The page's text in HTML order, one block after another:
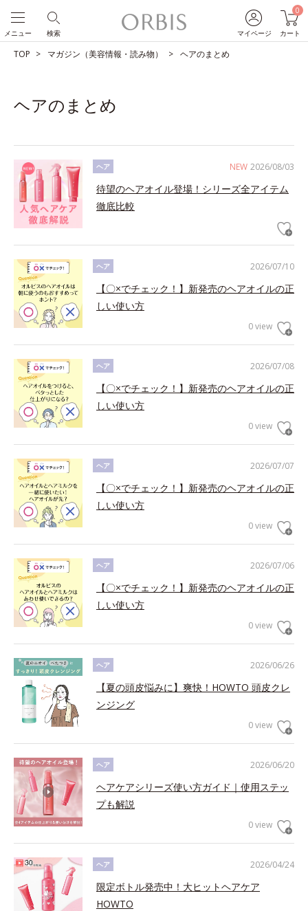
マイページ
0
カート
検索
メニュー
TOP マガジン（美容情報・読み物） ヘアのまとめ
ヘアのまとめ
NEW 2026/08/03
ヘア
待望のヘアオイル登場！シリーズ全アイテム
徹底比較
2026/07/10
ヘア
【〇×でチェック！】新発売のヘアオイルの正
しい使い方
0 view
2026/07/08
ヘア
【〇×でチェック！】新発売のヘアオイルの正
しい使い方
0 view
2026/07/07
ヘア
【〇×でチェック！】新発売のヘアオイルの正
しい使い方
0 view
2026/07/06
ヘア
【〇×でチェック！】新発売のヘアオイルの正
しい使い方
0 view
2026/06/26
ヘア
【夏の頭皮悩みに】爽快！HOWTO 頭皮クレ
ンジング
0 view
2026/06/20
ヘア
ヘアケアシリーズ使い方ガイド｜使用ステッ
プも解説
0 view
2026/04/24
ヘア
限定ボトル発売中！大ヒットヘアケア
HOWTO